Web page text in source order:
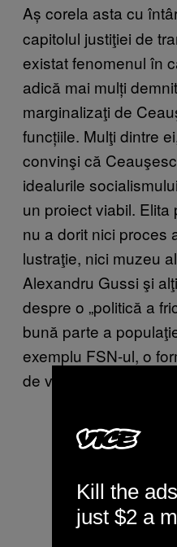
Aș corela asta cu
capitolul justiţiei de
existat fenomenul în
adică mai mulți
marginalizaţi de
funcțiile. Mulţi dintre
convinşi că
idealurile
un proiect viabil.
nu a dorit nici proces
lustraţie, nici muzeu
Alexandru Gussi şi
despre o „politică a
bună parte a
exemplu FSN-ul, o
de vechiul PCR.
Kill the
just $2 a